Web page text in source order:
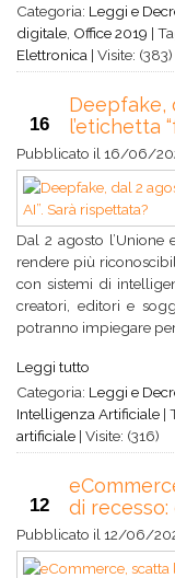
Categoria: Leggi e
digitale Office 2019 |
Elettronica | Visite: (383)
16
Deepfake,
l’etichetta
Pubblicato il 16/06/
Dal 2 agosto
rendere più
con sistemi di
creatori, editori e
potranno impiegare per
Leggi tutto
Categoria: Leggi e
Intelligenza Artificiale |
artificiale | Visite: (316)
12
di recesso:
Pubblicato il 12/06/